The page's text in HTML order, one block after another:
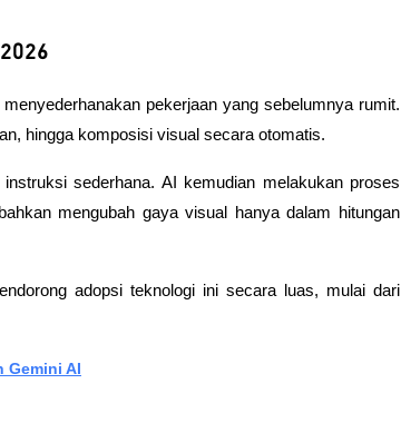
pekerjaan yang sebelumnya rumit.
hingga komposisi visual secara otomatis.
sederhana. AI kemudian melakukan proses
mengubah gaya visual hanya dalam hitungan
adopsi teknologi ini secara luas, mulai dari
Gemini AI